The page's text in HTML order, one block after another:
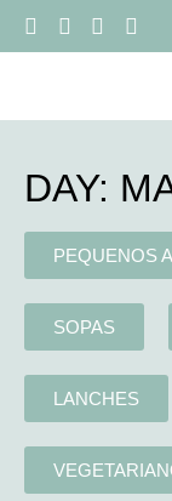
DAY:
PEQUENOS
SOPAS
LANCHES